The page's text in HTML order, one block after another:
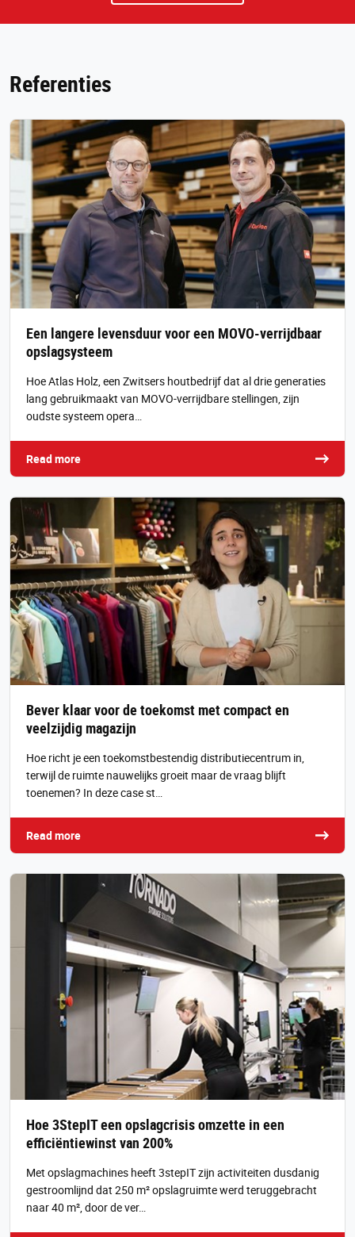
Referenties
Een langere levensduur voor een MOVO-verrijdbaar
opslagsysteem
Hoe Atlas Holz, een Zwitsers houtbedrijf dat al drie generaties
lang gebruikmaakt van MOVO-verrijdbare stellingen, zijn
oudste systeem opera…
Read more
Bever klaar voor de toekomst met compact en
veelzijdig magazijn
Hoe richt je een toekomstbestendig distributiecentrum in,
terwijl de ruimte nauwelijks groeit maar de vraag blijft
toenemen? In deze case st…
Read more
Hoe 3StepIT een opslagcrisis omzette in een
efficiëntiewinst van 200%
Met opslagmachines heeft 3stepIT zijn activiteiten dusdanig
gestroomlijnd dat 250 m² opslagruimte werd teruggebracht
naar 40 m², door de ver…